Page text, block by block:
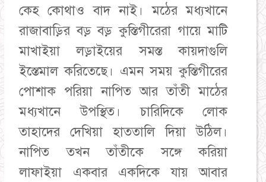
কেহ কোথাও বাদ নাই। মঠের মধ্যখানে
রাজাবাড়ির বড় বড় কুস্তিগীরেরা গায়ে মাটি
মাখাইয়া লড়াইয়ের সমস্ত কায়দাগুলি
ইস্তেমাল করিতেছে। এমন সময় কুস্তিগীরের
পোশাক পরিয়া নাপিত আর তাঁতী মাঠের
মধ্যখানে উপস্থিত। চারিদিকে লোক
তাহাদের দেখিয়া হাততালি দিয়া উঠিল।
নাপিত তখন তাঁতীকে সঙ্গে করিয়া
লাফাইয়া একবার একদিকে যায় আবার